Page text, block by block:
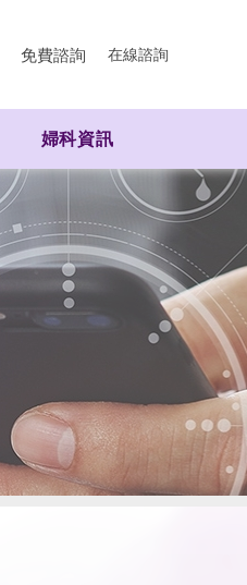
免費諮詢 在線諮詢
婦科資訊